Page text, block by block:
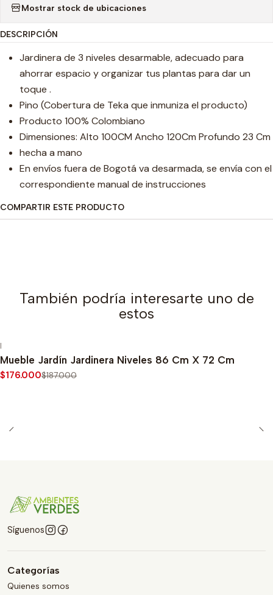
Mostrar stock de ubicaciones
DESCRIPCIÓN
Jardinera de 3 niveles desarmable, adecuado para
ahorrar espacio y organizar tus plantas para dar un
toque .
Pino (Cobertura de Teka que inmuniza el producto)
Producto 100% Colombiano
Dimensiones: Alto 100CM Ancho 120Cm Profundo 23 Cm
hecha a mano
En envíos fuera de Bogotá va desarmada, se envía con el
correspondiente manual de instrucciones
COMPARTIR ESTE PRODUCTO
También podría interesarte uno de
estos
|
Mueble Jardín Jardinera Niveles 86 Cm X 72 Cm
$176.000$187.000
Síguenos
Categorías
Quienes somos